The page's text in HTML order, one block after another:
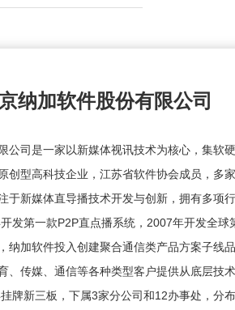
纳加软件股份有限公司
公司是一家以新媒体视讯技术为核心，集软硬
创型高科技企业，江苏省软件协会成员，多
于新媒体直导播技术开发与创新，拥有多项
发第一款P2P直点播系统，2007年开发全球
纳加软件投入创建聚合通信类产品方案子
、传媒、通信等各种类型客户提供从底层技
牌新三板，下属3家分公司和12办事处，分